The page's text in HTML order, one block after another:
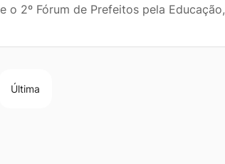
2º Fórum de Prefeitos pela Educação,
Última